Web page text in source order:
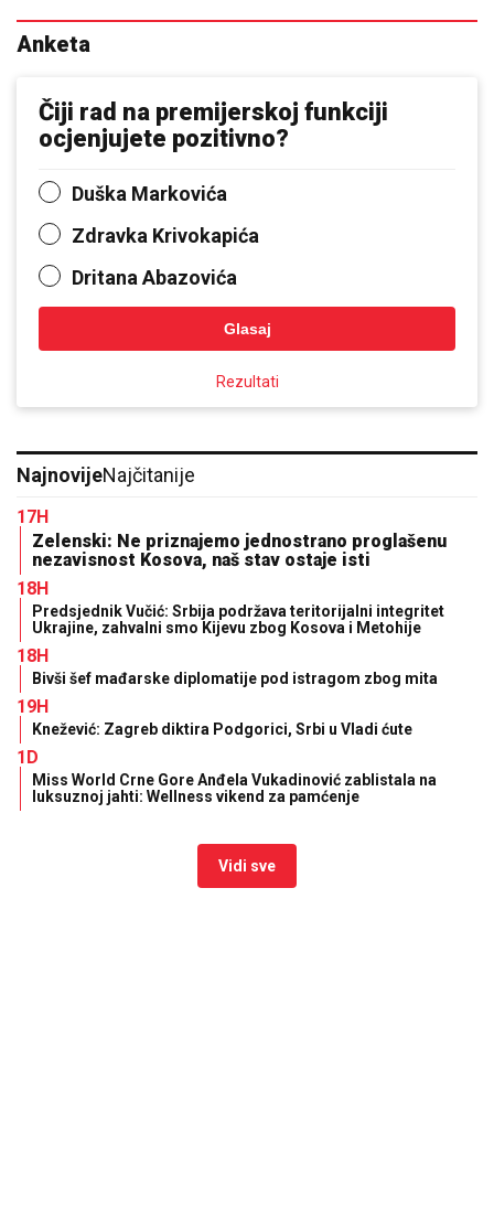
Anketa
Čiji rad na premijerskoj funkciji
ocjenjujete pozitivno?
Duška Markovića
Zdravka Krivokapića
Dritana Abazovića
Glasaj
Rezultati
NajnovijeNajčitanije
17H
Zelenski: Ne priznajemo jednostrano proglašenu
nezavisnost Kosova, naš stav ostaje isti
18H
Predsjednik Vučić: Srbija podržava teritorijalni integritet
Ukrajine, zahvalni smo Kijevu zbog Kosova i Metohije
18H
Bivši šef mađarske diplomatije pod istragom zbog mita
19H
Knežević: Zagreb diktira Podgorici, Srbi u Vladi ćute
1D
Miss World Crne Gore Anđela Vukadinović zablistala na
luksuznoj jahti: Wellness vikend za pamćenje
Vidi sve